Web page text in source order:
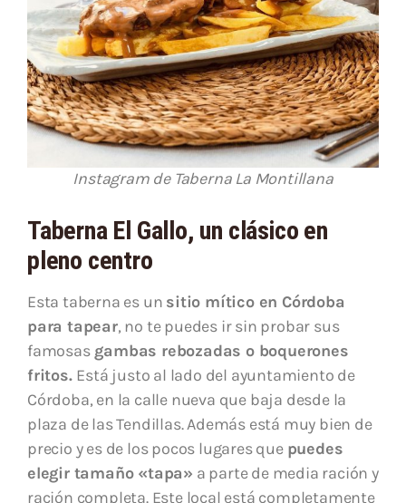
Instagram de Taberna La Montillana
Taberna El Gallo, un clásico en
pleno centro
Esta taberna es un sitio mítico en Córdoba
para tapear, no te puedes ir sin probar sus
famosasgambas rebozadas o boquerones
fritos. Está justo al lado del ayuntamiento de
Córdoba, en la calle nueva que baja desde la
plaza de las Tendillas. Además está muy bien de
precio y es de los pocos lugares que puedes
elegir tamaño «tapa» a parte de media ración y
ración completa. Este local está completamente